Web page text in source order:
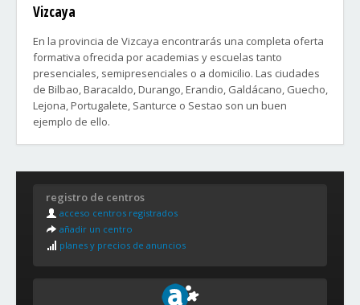
Vizcaya
En la provincia de Vizcaya encontrarás una completa oferta
formativa ofrecida por academias y escuelas tanto
presenciales, semipresenciales o a domicilio. Las ciudades
de Bilbao, Baracaldo, Durango, Erandio, Galdácano, Guecho,
Lejona, Portugalete, Santurce o Sestao son un buen
ejemplo de ello.
Arangoiti, Ibarrekolanda, San Ignacio-Elorrieta y San Pedro
de Deusto-La Ribera
2. URÍBARRI
3. OTXARKOAGA-TXURDINAGA
registro de centros
acceso centros registrados
añadir un centro
planes y precios de anuncios